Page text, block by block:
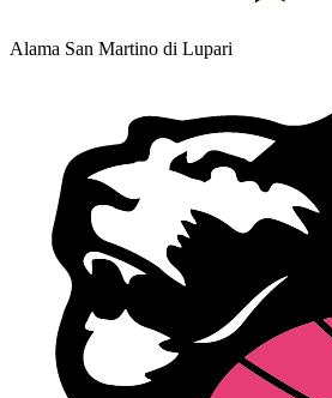
Alama San Martino di Lupari